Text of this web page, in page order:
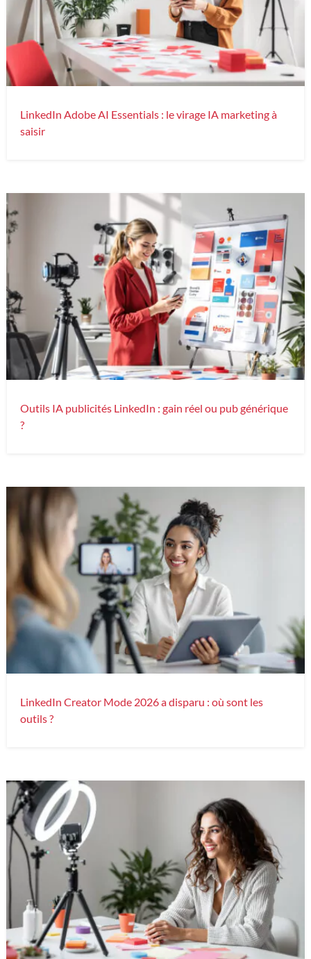
LinkedIn Adobe AI Essentials : le virage IA marketing à
saisir
Outils IA publicités LinkedIn : gain réel ou pub générique
?
LinkedIn Creator Mode 2026 a disparu : où sont les
outils ?